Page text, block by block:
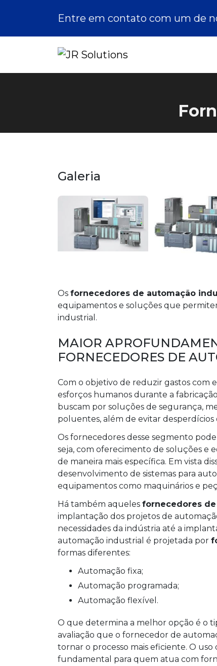
Entre em contato com um de
Galeria
Os fornecedores de automação
equipamentos e soluções que
industrial.
MAIOR
FORNECEDORES DE
Com o objetivo de reduzir gastos com
esforços humanos durante a
buscam por soluções de segurança,
poluentes, além de evitar desperdícios
Os fornecedores desse segmento
seja, com oferecimento de soluções e
de maneira mais específica. Em vista
desenvolvimento de sistemas para
equipamentos como maquinários e
Há também aqueles fornecedores
implantação dos projetos de
necessidades da indústria até a
automação industrial é projetada por
formas diferentes:
Automação fixa;
Automação programada;
Automação flexível.
O que determina a melhor opção é o
avaliação que o fornecedor de
tornar o processo mais eficiente. O
fundamental para quem atua com